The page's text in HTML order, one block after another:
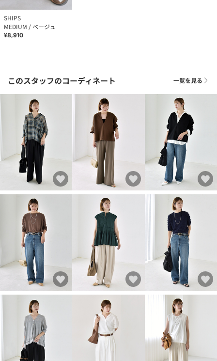
SHIPS
MEDIUM / ベージュ
¥8,910
このスタッフのコーディネート 一覧を見る